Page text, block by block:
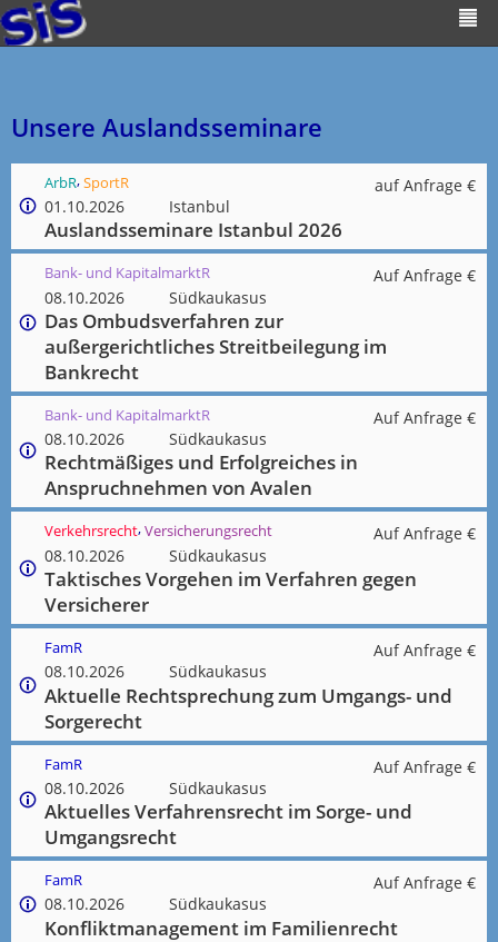
Unsere Auslandsseminare
ArbR,SportR
01.10.2026 Istanbul
Auslandsseminare Istanbul 2026
auf Anfrage €
Bank- und KapitalmarktR
08.10.2026 Südkaukasus
Das Ombudsverfahren zur
außergerichtliches Streitbeilegung im
Bankrecht
Auf Anfrage €
Bank- und KapitalmarktR
08.10.2026 Südkaukasus
Rechtmäßiges und Erfolgreiches in
Anspruchnehmen von Avalen
Auf Anfrage €
Verkehrsrecht,Versicherungsrecht
08.10.2026 Südkaukasus
Taktisches Vorgehen im Verfahren gegen
Versicherer
Auf Anfrage €
FamR
08.10.2026 Südkaukasus
Aktuelle Rechtsprechung zum Umgangs- und
Sorgerecht
Auf Anfrage €
FamR
08.10.2026 Südkaukasus
Aktuelles Verfahrensrecht im Sorge- und
Umgangsrecht
Auf Anfrage €
FamR
08.10.2026 Südkaukasus
Konfliktmanagement im Familienrecht
Auf Anfrage €